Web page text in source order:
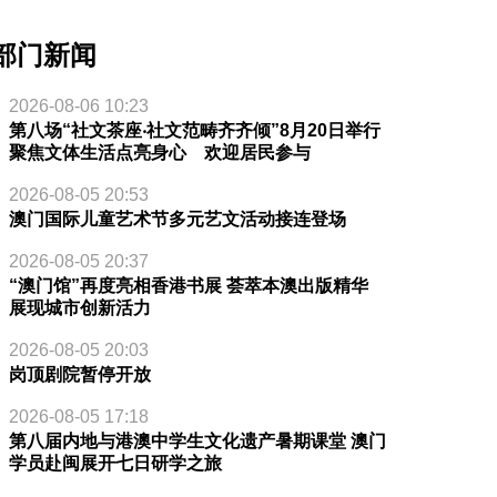
门新闻
2026-08-06 10:23
第八场“社文茶座‧社文范畴齐齐倾”8月20日举行
聚焦文体生活点亮身心 欢迎居民参与
2026-08-05 20:53
澳门国际儿童艺术节多元艺文活动接连登场
2026-08-05 20:37
“澳门馆”再度亮相香港书展 荟萃本澳出版精华
展现城市创新活力
2026-08-05 20:03
岗顶剧院暂停开放
2026-08-05 17:18
第八届内地与港澳中学生文化遗产暑期课堂 澳门
学员赴闽展开七日研学之旅